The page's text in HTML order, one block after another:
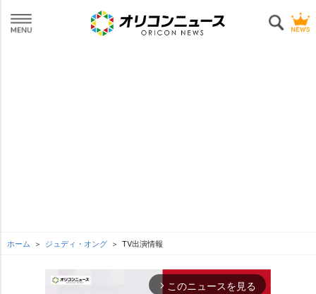
ホーム ジュディ・オング TV出演情報
arrow_forward_ios このニュースを見る